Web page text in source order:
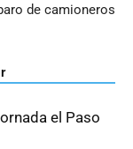
de camioneros
el Paso